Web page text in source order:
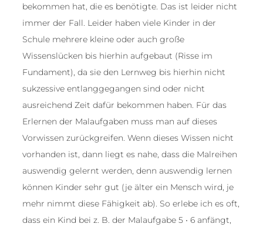
bekommen hat, die es benötigte. Das ist leider nicht
immer der Fall. Leider haben viele Kinder in der
Schule mehrere kleine oder auch große
Wissenslücken bis hierhin aufgebaut (Risse im
Fundament), da sie den Lernweg bis hierhin nicht
sukzessive entlanggegangen sind oder nicht
ausreichend Zeit dafür bekommen haben. Für das
Erlernen der Malaufgaben muss man auf dieses
Vorwissen zurückgreifen. Wenn dieses Wissen nicht
vorhanden ist, dann liegt es nahe, dass die Malreihen
auswendig gelernt werden, denn auswendig lernen
können Kinder sehr gut (je älter ein Mensch wird, je
mehr nimmt diese Fähigkeit ab). So erlebe ich es oft,
dass ein Kind bei z. B. der Malaufgabe 5 • 6 anfängt,